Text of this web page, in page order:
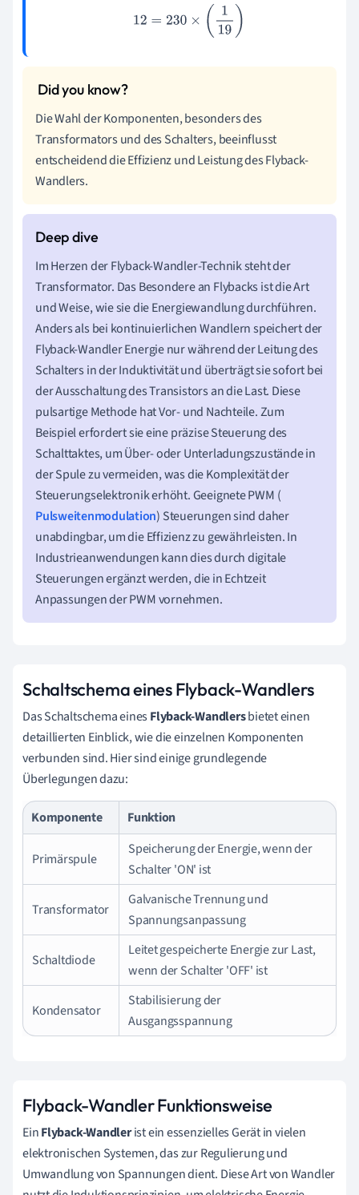
12 =230 ×( 119 )
Die Wahl der Komponenten, besonders des
Transformators und des Schalters, beeinflusst
entscheidend die Effizienz und Leistung des Flyback-
Wandlers.
Im Herzen der Flyback-Wandler-Technik steht der
Transformator. Das Besondere an Flybacks ist die Art
und Weise, wie sie die Energiewandlung durchführen.
Anders als bei kontinuierlichen Wandlern speichert der
Flyback-Wandler Energie nur während der Leitung des
Schalters in der Induktivität und überträgt sie sofort bei
der Ausschaltung des Transistors an die Last. Diese
pulsartige Methode hat Vor- und Nachteile. Zum
Beispiel erfordert sie eine präzise Steuerung des
Schalttaktes, um Über- oder Unterladungszustände in
der Spule zu vermeiden, was die Komplexität der
Steuerungselektronik erhöht. Geeignete PWM (
Pulsweitenmodulation) Steuerungen sind daher
unabdingbar, um die Effizienz zu gewährleisten. In
Industrieanwendungen kann dies durch digitale
Steuerungen ergänzt werden, die in Echtzeit
Anpassungen der PWM vornehmen.
Schaltschema eines Flyback-Wandlers
Das Schaltschema einesFlyback-Wandlersbietet einen
detaillierten Einblick, wie die einzelnen Komponenten
verbunden sind. Hier sind einige grundlegende
Überlegungen dazu:
Komponente Funktion
Primärspule
Speicherung der Energie, wenn der
Schalter 'ON' ist
Transformator
Galvanische Trennung und
Spannungsanpassung
Schaltdiode
Leitet gespeicherte Energie zur Last,
wenn der Schalter 'OFF' ist
Kondensator
Stabilisierung der
Ausgangsspannung
Flyback-Wandler Funktionsweise
EinFlyback-Wandlerist ein essenzielles Gerät in vielen
elektronischen Systemen, das zur Regulierung und
Umwandlung von Spannungen dient. Diese Art von Wandler